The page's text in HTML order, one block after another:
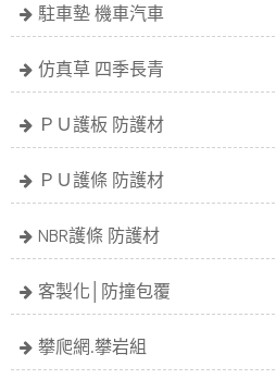
駐車墊 機車汽車
仿真草 四季長青
ＰＵ護板 防護材
ＰＵ護條 防護材
NBR護條 防護材
客製化│防撞包覆
攀爬網.攀岩組